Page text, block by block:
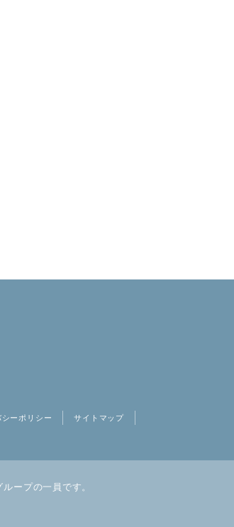
ーポリシー サイトマップ
ープの一員です。